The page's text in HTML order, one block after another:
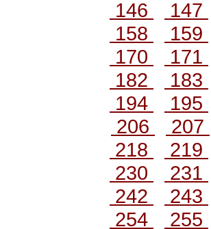
146
147
158
159
170
171
182
183
194
195
206
207
218
219
230
231
242
243
254
255